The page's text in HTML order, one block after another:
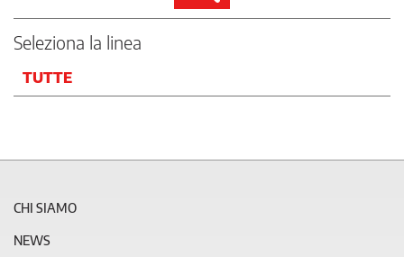
Seleziona la linea
TUTTE
CHI SIAMO
NEWS